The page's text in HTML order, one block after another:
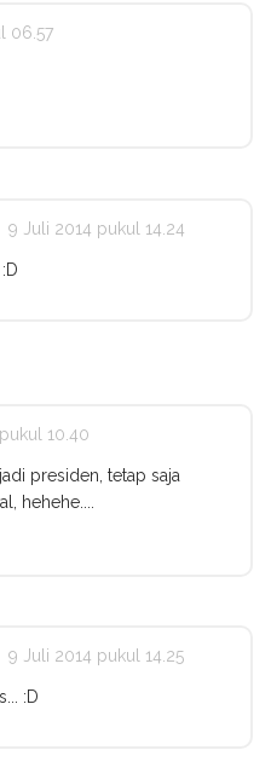
06.57
9 Juli 2014 pukul 14.24
10.40
presiden, tetap saja
hehehe....
9 Juli 2014 pukul 14.25
:D